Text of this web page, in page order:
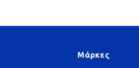
Μάρκες